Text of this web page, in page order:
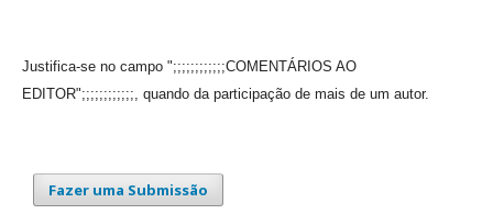
Justifica-se no campo ";;;;;;;;;;;;COMENTÁRIOS AO
EDITOR";;;;;;;;;;;;, quando da participação de mais de um autor.
Fazer uma Submissão